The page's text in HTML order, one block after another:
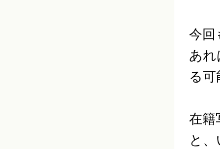
今回
あ
る
在籍
と